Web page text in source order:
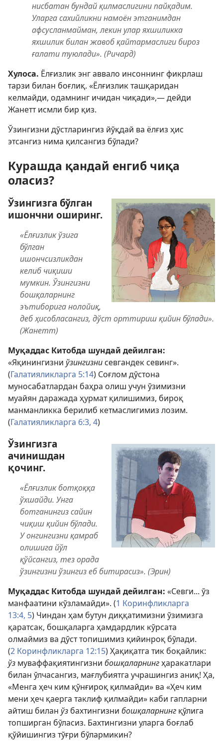
нисбатан бундай қилмаслигини пайқадим.
Уларга сахийликни намоён этганимдан
афсусланмайман, лекин улар яхшиликка
яхшилик билан жавоб қайтармаслиги бироз
ғалати туюлади». (Ричард)
Хулоса. Ёлғизлик энг аввало инсоннинг фикрлаш
тарзи билан боғлиқ. «Ёлғизлик ташқаридан
келмайди, одамнинг ичидан чиқади»,— дейди
Жанетт исмли бир қиз.
Ўзингизни дўстларингиз йўқдай ва ёлғиз ҳис
этсангиз нима қилсангиз бўлади?
Курашда қандай енгиб чиқа
оласиз?
Ўзингизга бўлган
ишончни оширинг.
«Ёлғизлик ўзига
бўлган
ишончсизликдан
келиб чиқиши
мумкин. Ўзингизни
бошқаларнинг
эътиборига нолойиқ,
деб ҳисобласангиз, дўст орттириш қийин бўлади».
(Жанетт)
Муқаддас Китобда шундай дейилган:
«Яқинингизни ўзингизнисевгандек севинг».
(Галатияликларга 5:14) Соғлом дўстона
муносабатлардан баҳра олиш учун ўзимизни
муайян даражада ҳурмат қилишимиз, бироқ
манманликка берилиб кетмаслигимиз лозим.
(Галатияликларга 6:3, 4)
Ўзингизга
ачинишдан
қочинг.
«Ёлғизлик ботқоққа
ўхшайди. Унга
ботганингиз сайин
чиқиш қийин бўлади.
У онгингизни қамраб
олишига йўл
қўйсангиз, тез орада
ўзингизни ўзингиз еб битирасиз». (Эрин)
Муқаддас Китобда шундай дейилган: «Севги... ўз
манфаатини кўзламайди». (1 Коринфликларга
13:4, 5) Чиндан ҳам бутун диққатимизни ўзимизга
қаратсак, бошқаларга ҳамдардлик кўрсата
олмаймиз ва дўст топишимиз қийинроқ бўлади.
(2 Коринфликларга 12:15) Ҳақиқатга тик боқайлик:
ўз муваффақиятингизни бошқаларнингҳаракатлари
билан ўлчасангиз, мағлубиятга учрашингиз аниқ! Ҳа,
«Менга ҳеч ким қўнғироқ қилмайди» ва «Ҳеч ким
мени ҳеч қаерга таклиф қилмайди» каби гапларни
айтиш билан ўзбахтингизни бошқаларнинг қўлига
топширган бўласиз. Бахтингизни уларга боғлаб
қўйишингиз тўғри бўлармикин?